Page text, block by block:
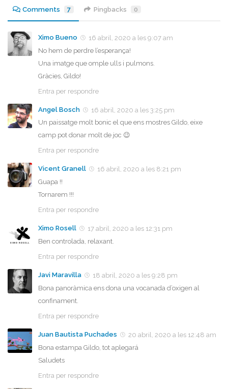
Comments 7 Pingbacks 0
Ximo Bueno
16 abril, 2020 a les 9:07 am
No hem de perdre l’esperança!
Una imatge que omple ulls i pulmons.
Gràcies, Gildo!
Entra per respondre
Angel Bosch
16 abril, 2020 a les 3:25 pm
Un paissatge molt bonic el que ens mostres Gildo, eixe
camp pot donar molt de joc 😉
Entra per respondre
Vicent Granell
16 abril, 2020 a les 8:21 pm
Guapa !!
Tornarem !!!
Entra per respondre
Ximo Rosell
17 abril, 2020 a les 12:31 pm
Ben controlada, relaxant.
Entra per respondre
Javi Maravilla
18 abril, 2020 a les 9:28 pm
Bona panoràmica ens dona una vocanada d’oxigen al
confinament.
Entra per respondre
Juan Bautista Puchades
20 abril, 2020 a les 12:48 am
Bona estampa Gildo, tot aplegará
Saludets
Entra per respondre